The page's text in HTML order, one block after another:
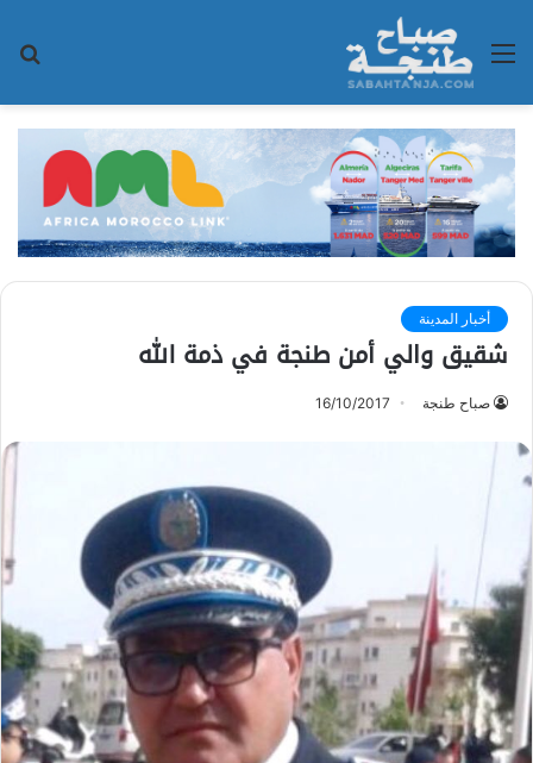
القائمة
أخبار المدينة
شقيق والي أمن طنجة في ذمة الله
صباح طنجة 16/10/2017